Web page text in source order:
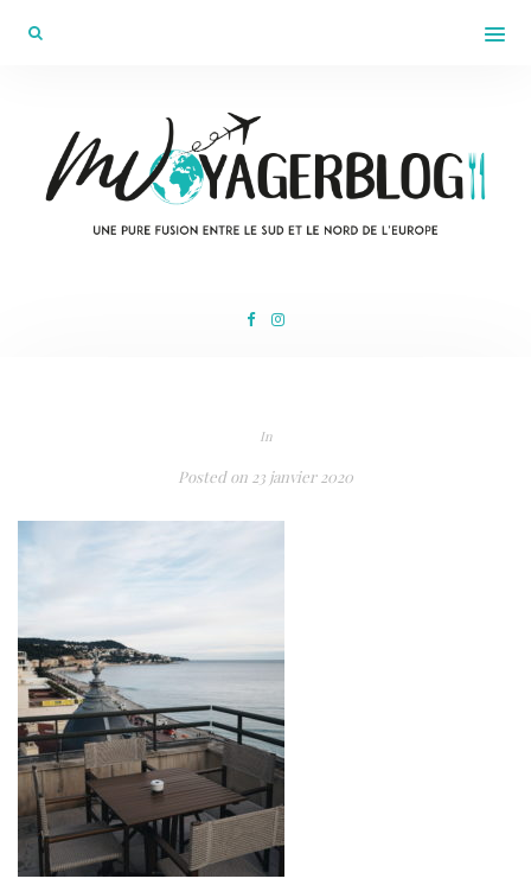
In
Posted on 23 janvier 2020